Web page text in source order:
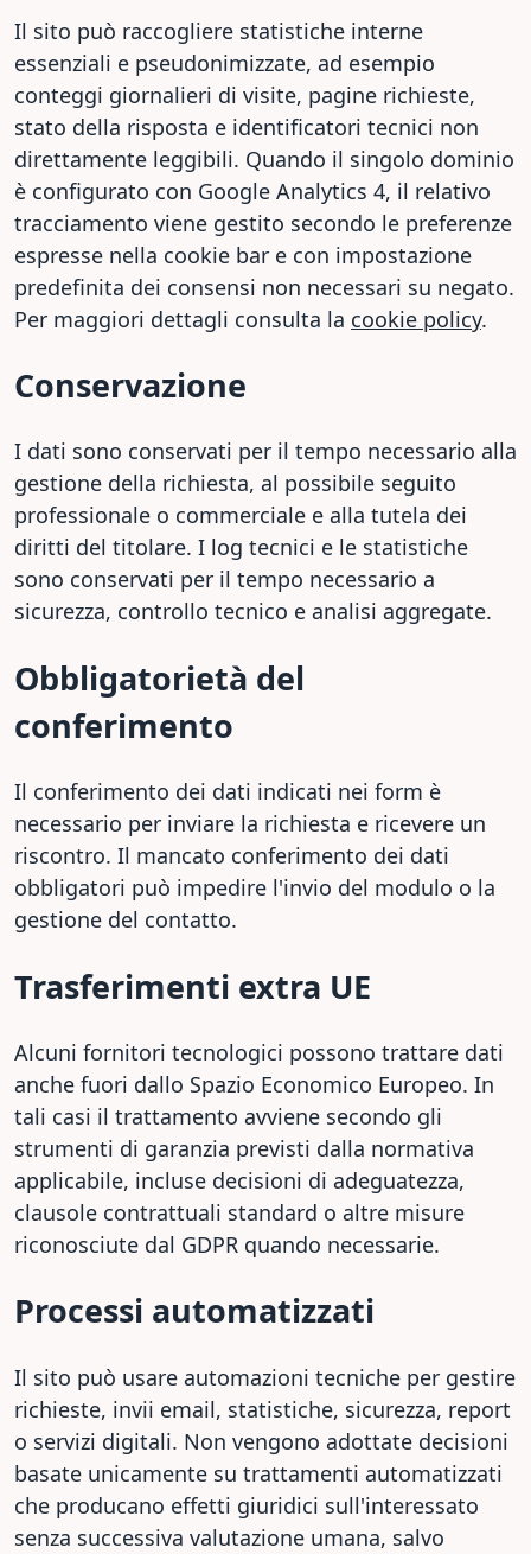
Il sito può raccogliere statistiche interne
essenziali e pseudonimizzate, ad esempio
conteggi giornalieri di visite, pagine richieste,
stato della risposta e identificatori tecnici non
direttamente leggibili. Quando il singolo dominio
è configurato con Google Analytics 4, il relativo
tracciamento viene gestito secondo le preferenze
espresse nella cookie bar e con impostazione
predefinita dei consensi non necessari su negato.
Per maggiori dettagli consulta la cookie policy.
Conservazione
I dati sono conservati per il tempo necessario alla
gestione della richiesta, al possibile seguito
professionale o commerciale e alla tutela dei
diritti del titolare. I log tecnici e le statistiche
sono conservati per il tempo necessario a
sicurezza, controllo tecnico e analisi aggregate.
Obbligatorietà del
conferimento
Il conferimento dei dati indicati nei form è
necessario per inviare la richiesta e ricevere un
riscontro. Il mancato conferimento dei dati
obbligatori può impedire l'invio del modulo o la
gestione del contatto.
Trasferimenti extra UE
Alcuni fornitori tecnologici possono trattare dati
anche fuori dallo Spazio Economico Europeo. In
tali casi il trattamento avviene secondo gli
strumenti di garanzia previsti dalla normativa
applicabile, incluse decisioni di adeguatezza,
clausole contrattuali standard o altre misure
riconosciute dal GDPR quando necessarie.
Processi automatizzati
Il sito può usare automazioni tecniche per gestire
richieste, invii email, statistiche, sicurezza, report
o servizi digitali. Non vengono adottate decisioni
basate unicamente su trattamenti automatizzati
che producano effetti giuridici sull'interessato
senza successiva valutazione umana, salvo